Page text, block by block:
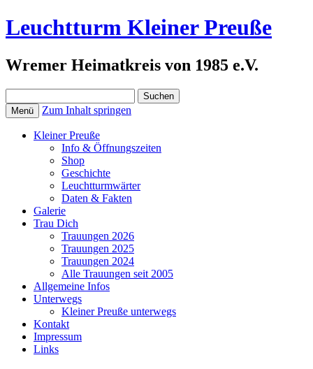
Leuchtturm Kleiner Preuße
Wremer Heimatkreis von 1985 e.V.
nach:
Menü Zum Inhalt springen
Kleiner Preuße
Info & Öffnungszeiten
Shop
Geschichte
Leuchtturmwärter
Daten & Fakten
Galerie
Trau Dich
Trauungen 2026
Trauungen 2025
Trauungen 2024
Alle Trauungen seit 2005
Allgemeine Infos
Unterwegs
Kleiner Preuße unterwegs
Kontakt
Impressum
Links